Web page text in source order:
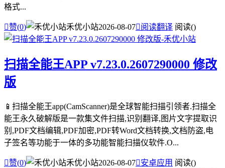
格式...
赞(0) 禾优小站2026-08-07阅读翻译 阅读()
扫描全能王APP v7.23.0.2607290000 修改
版
📱扫描全能王app(CamScanner)是全球智能扫描引领者.扫描全
能王永久破解版是一款集文件扫描,识别翻译,图片文字提取识
别,PDF文档编辑,PDF加密,PDF转Word文档转换,文档防盗,电
子签名等功能于一体的多功能智能扫描仪软件.O...
赞(0) 禾优小站2026-08-07安卓应用 阅读()